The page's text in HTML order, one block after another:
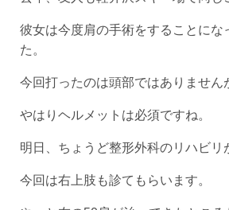
彼女は今度肩の手術をすることにな
た。
今回打ったのは頭部ではありません
やはりヘルメットは必須ですね。
明日、ちょうど整形外科のリハビリ
今回は右上肢も診てもらいます。